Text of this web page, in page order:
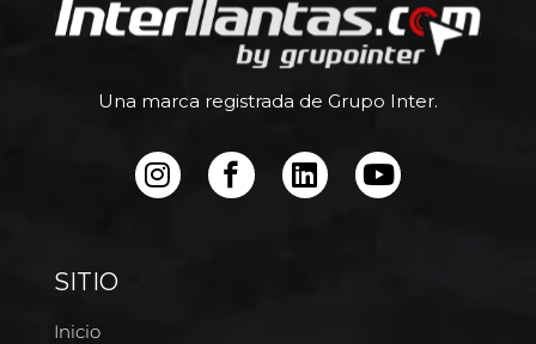
Una marca registrada de Grupo Inter.
SITIO
Inicio